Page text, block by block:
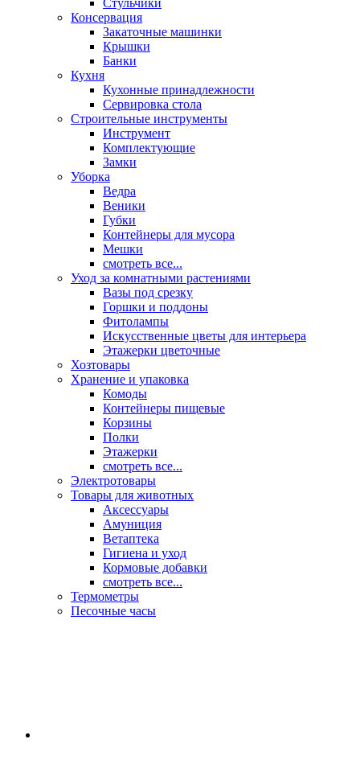
Стульчики
Консервация
Закаточные машинки
Крышки
Банки
Кухня
Кухонные принадлежности
Сервировка стола
Строительные инструменты
Инструмент
Комплектующие
Замки
Уборка
Ведра
Веники
Губки
Контейнеры для мусора
Мешки
смотреть все...
Уход за комнатными растениями
Вазы под срезку
Горшки и поддоны
Фитолампы
Искусственные цветы для интерьера
Этажерки цветочные
Хозтовары
Хранение и упаковка
Комоды
Контейнеры пищевые
Корзины
Полки
Этажерки
смотреть все...
Электротовары
Товары для животных
Аксессуары
Амуниция
Ветаптека
Гигиена и уход
Кормовые добавки
смотреть все...
Термометры
Песочные часы